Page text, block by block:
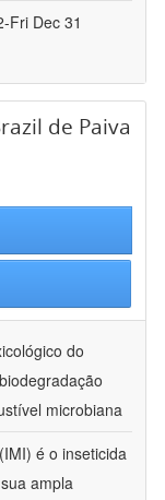
Fri Dec 31
de Paiva
do
microbiana
é o inseticida
ampla